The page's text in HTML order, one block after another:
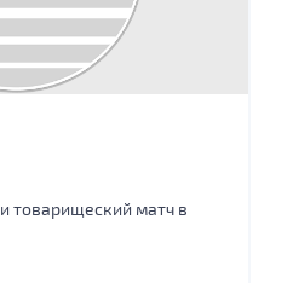
товарищеский матч в